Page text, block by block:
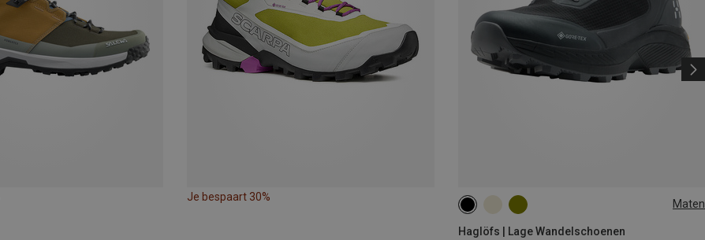
Je bespaart 30%
Maten
Haglöfs | Lage Wandelschoenen